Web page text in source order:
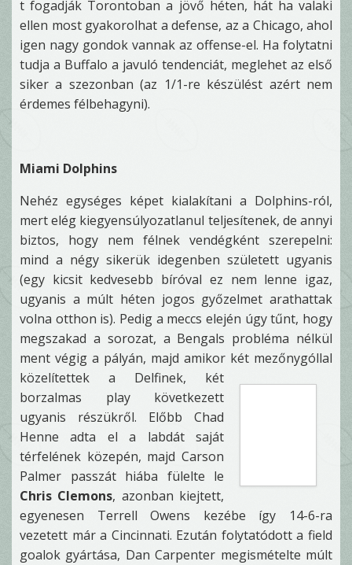
t fogadják Torontoban a jövő héten, hát ha valaki
ellen most gyakorolhat a defense, az a Chicago, ahol
igen nagy gondok vannak az offense-el. Ha folytatni
tudja a Buffalo a javuló tendenciát, meglehet az első
siker a szezonban (az 1/1-re készülést azért nem
érdemes félbehagyni).
Miami Dolphins
Nehéz egységes képet kialakítani a Dolphins-ról,
mert elég kiegyensúlyozatlanul teljesítenek, de annyi
biztos, hogy nem félnek vendégként szerepelni:
mind a négy sikerük idegenben született ugyanis
(egy kicsit kedvesebb bíróval ez nem lenne igaz,
ugyanis a múlt héten jogos győzelmet arathattak
volna otthon is). Pedig a meccs elején úgy tűnt, hogy
megszakad a sorozat, a Bengals probléma nélkül
ment végig a pályán, majd amikor két mezőnygóllal
közelítettek a Delfinek, két
borzalmas play következett
ugyanis részükről. Előbb Chad
Henne adta el a labdát saját
térfelének közepén, majd Carson
Palmer passzát hiába fülelte le
Chris Clemons, azonban kiejtett,
egyenesen Terrell Owens kezébe így 14-6-ra
vezetett már a Cincinnati. Ezután folytatódott a field
goalok gyártása, Dan Carpenter megismételte múlt